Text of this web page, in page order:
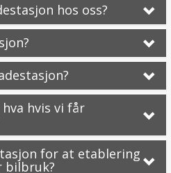
hos oss?
hvis vi får
for at etablering
bilbruk?